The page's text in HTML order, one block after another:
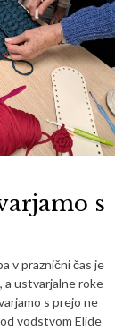
s
v praznični čas je
a ustvarjalne roke
s prejo ne
vodstvom Elide